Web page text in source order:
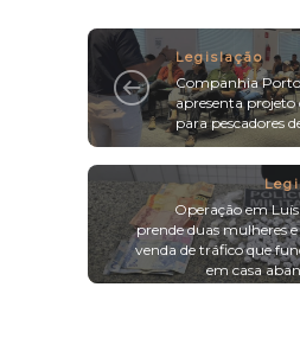
Legislação
Companhia
apresenta projeto
para pescadores
Operação em
prende duas mulheres
venda de tráfico que
em casa